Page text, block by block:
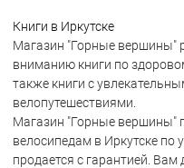
Книги в Иркутске
Магазин "Горные вершины"
вниманию книги по
также книги с
велопутешествиями.
Магазин "Горные вершины"
велосипедам в Иркутске по
продается с гарантией.